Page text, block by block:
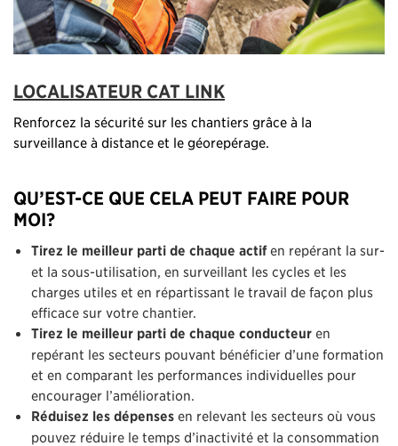
LOCALISATEUR CAT LINK
Renforcez la sécurité sur les chantiers grâce à la
surveillance à distance et le géorepérage.
QU’EST-CE QUE CELA PEUT FAIRE POUR
MOI?
Tirez le meilleur parti de chaque actifen repérant la sur-
et la sous-utilisation, en surveillant les cycles et les
charges utiles et en répartissant le travail de façon plus
efficace sur votre chantier.
Tirez le meilleur parti de chaque conducteur en
repérant les secteurs pouvant bénéficier d’une formation
et en comparant les performances individuelles pour
encourager l’amélioration.
Réduisez les dépenses en relevant les secteurs où vous
pouvez réduire le temps d’inactivité et la consommation